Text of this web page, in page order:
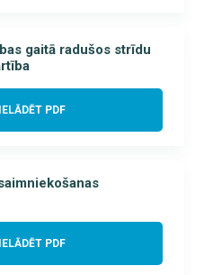
gaitā radušos strīdu
PDF
PDF